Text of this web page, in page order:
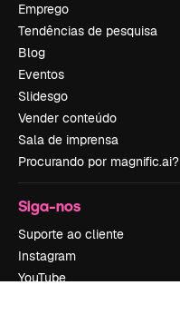
Emprego
Tendências de pesquisa
Blog
Eventos
Slidesgo
Vender conteúdo
Sala de imprensa
Procurando por magnific.ai?
Siga-nos
Suporte ao cliente
Instagram
YouTube